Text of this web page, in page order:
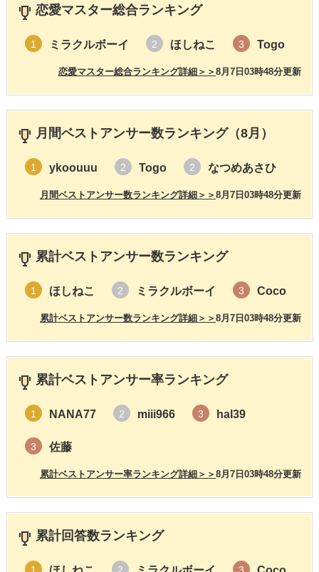
恋愛マスター総合ランキング
1 ミラクルボーイ 2 ほしねこ 3 Togo
8月7日03時48分更新
恋愛マスター総合ランキング詳細＞＞
月間ベストアンサー数ランキング（8月）
1 ykoouuu 2 Togo 2 なつめあさひ
8月7日03時48分更新
月間ベストアンサー数ランキング詳細＞＞
累計ベストアンサー数ランキング
1 ほしねこ 2 ミラクルボーイ 3 Coco
8月7日03時48分更新
累計ベストアンサー数ランキング詳細＞＞
累計ベストアンサー率ランキング
1 NANA77 2 miii966 3 hal39
3 佐藤
8月7日03時48分更新
累計ベストアンサー率ランキング詳細＞＞
累計回答数ランキング